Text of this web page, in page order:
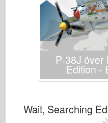
Satserna
P-38J över
Edition -
Wait, Searching